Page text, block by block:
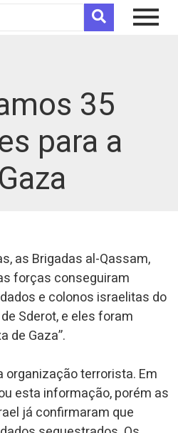
35
para a
as Brigadas al-Qassam,
forças conseguiram
e colonos israelitas do
Sderot, e eles foram
de Gaza”.
organização terrorista. Em
esta informação, porém as
já confirmaram que